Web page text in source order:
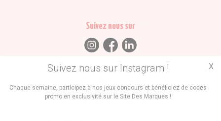
Suivez nous sur Instagram !
Chaque semaine, participez à nos jeux concours et bénéficiez de codes
promo en exclusivité sur le Site Des Marques !
X
Suivez nous sur
Trouvez des
Promos Marques Boutiques